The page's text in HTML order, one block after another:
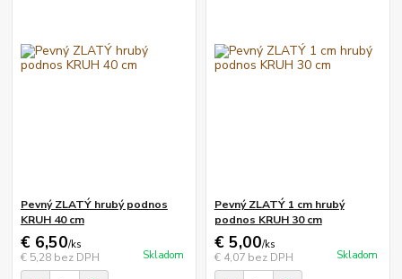
Pevný ZLATÝ hrubý podnos
KRUH 40 cm
€ 6,50/ks
€ 5,28 bez DPH Skladom
Pevný ZLATÝ 1 cm hrubý
podnos KRUH 30 cm
€ 5,00/ks
€ 4,07 bez DPH Skladom